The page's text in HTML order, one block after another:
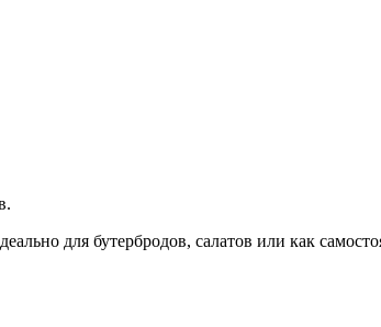
о для бутербродов, салатов или как